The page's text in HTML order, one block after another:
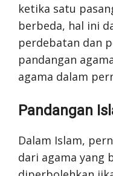
ketika satu
berbeda, hal ini
perdebatan dan
pandangan
agama dalam
Pandangan
Dalam Islam,
dari agama yang